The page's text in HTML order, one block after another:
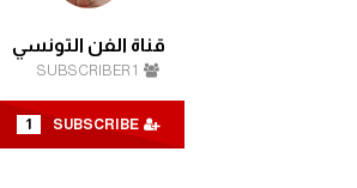
قناة الفن التونسي
1
SUBSCRIBER
1